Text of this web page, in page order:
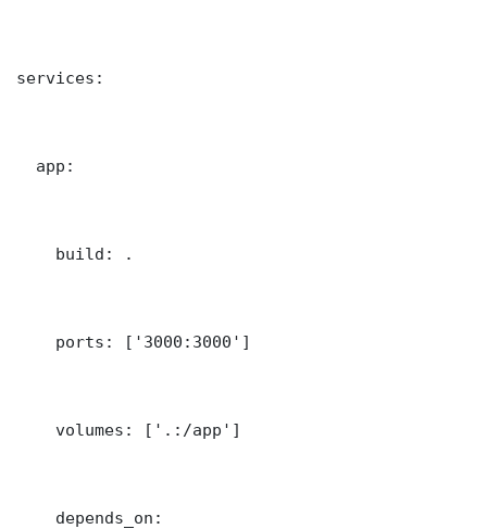
services:
  app:
    build: .
    ports: ['3000:3000']
    volumes: ['.:/app']
    depends_on: